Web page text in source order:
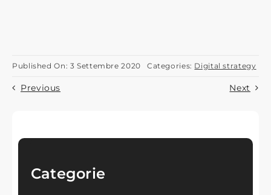
Published On: 3 Settembre 2020 Categories: Digital strategy
Previous Next
Categorie